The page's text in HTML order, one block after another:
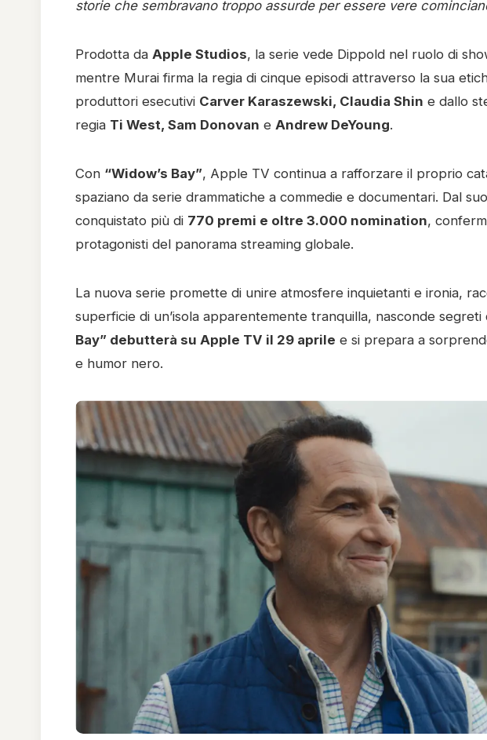
storie che sembravano troppo assurde per essere vere
Prodotta da Apple Studios, la serie vede Dippold nel ruolo di
mentre Murai firma la regia di cinque episodi attraverso la sua
produttori esecutivi Carver Karaszewski, Claudia Shin e dallo
regia Ti West, Sam Donovan e Andrew DeYoung.
Con “Widow’s Bay”, Apple TV continua a rafforzare il proprio
spaziano da serie drammatiche a commedie e documentari. Dal
conquistato più di 770 premi e oltre 3.000 nomination,
protagonisti del panorama streaming globale.
La nuova serie promette di unire atmosfere inquietanti e ironia,
superficie di un’isola apparentemente tranquilla, nasconde segreti
Bay” debutterà su Apple TV il 29 aprile e si prepara a
e humor nero.